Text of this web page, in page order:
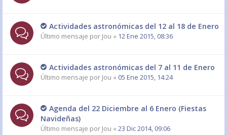
Actividades astronómicas del 12 al 18 de Enero
Último mensaje por Jou « 12 Ene 2015, 08:36
Actividades astronómicas del 7 al 11 de Enero
Último mensaje por Jou « 05 Ene 2015, 14:24
Agenda del 22 Diciembre al 6 Enero (Fiestas
Navideñas)
Último mensaje por Jou « 23 Dic 2014, 09:06